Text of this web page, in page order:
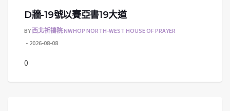
D牆-19號以賽亞書19大道
BY西北祈禱院 NWHOP NORTH-WEST HOUSE OF PRAYER
2026-08-08
0